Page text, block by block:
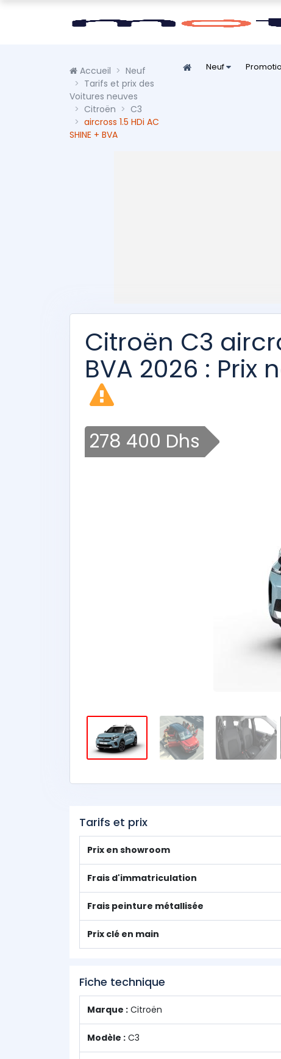
Neuf
Accueil
Neuf
Tarifs et prix des
Voitures neuves
Citroën
C3
aircross 1.5 HDi AC
SHINE + BVA
Citroën C3
BVA 2026 :
278 400 Dhs
Tarifs et prix
Prix en showroom
Frais d'immatriculation
Frais peinture métallisée
Prix clé en main
Fiche technique
Marque : Citroën
Modèle : C3